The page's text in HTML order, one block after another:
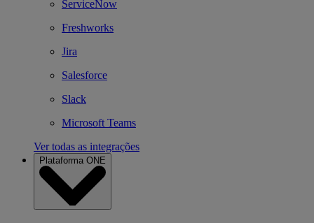
ServiceNow
Freshworks
Jira
Salesforce
Slack
Microsoft Teams
Ver todas as integrações
Plataforma ONE